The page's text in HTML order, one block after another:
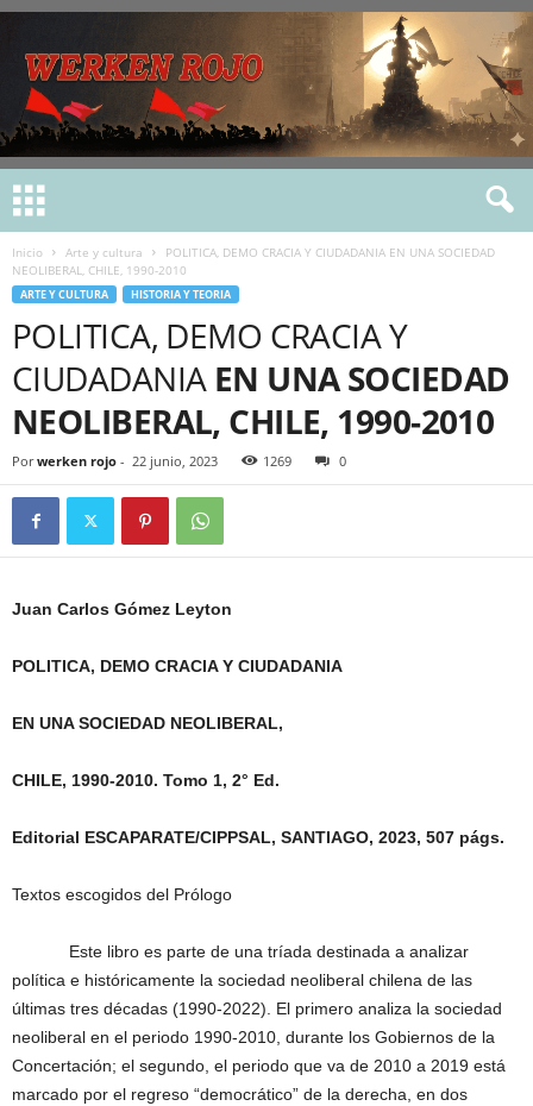
Inicio Arte y cultura
POLITICA, DEMO CRACIA Y CIUDADANIA EN UNA SOCIEDAD
NEOLIBERAL, CHILE, 1990-2010
ARTE Y CULTURA HISTORIA Y TEORIA
POLITICA, DEMO CRACIA Y
CIUDADANIA EN UNA SOCIEDAD
NEOLIBERAL, CHILE, 1990-2010
Por werken rojo - 22 junio, 2023 1269 0
Juan Carlos Gómez Leyton
POLITICA, DEMO CRACIA Y CIUDADANIA
EN UNA SOCIEDAD NEOLIBERAL,
CHILE, 1990-2010. Tomo 1, 2° Ed.
Editorial ESCAPARATE/CIPPSAL, SANTIAGO, 2023, 507 págs.
Textos escogidos del Prólogo
Este libro es parte de una tríada destinada a analizar
política e históricamente la sociedad neoliberal chilena de las
últimas tres décadas (1990-2022). El primero analiza la sociedad
neoliberal en el periodo 1990-2010, durante los Gobiernos de la
Concertación; el segundo, el periodo que va de 2010 a 2019 está
marcado por el regreso “democrático” de la derecha, en dos